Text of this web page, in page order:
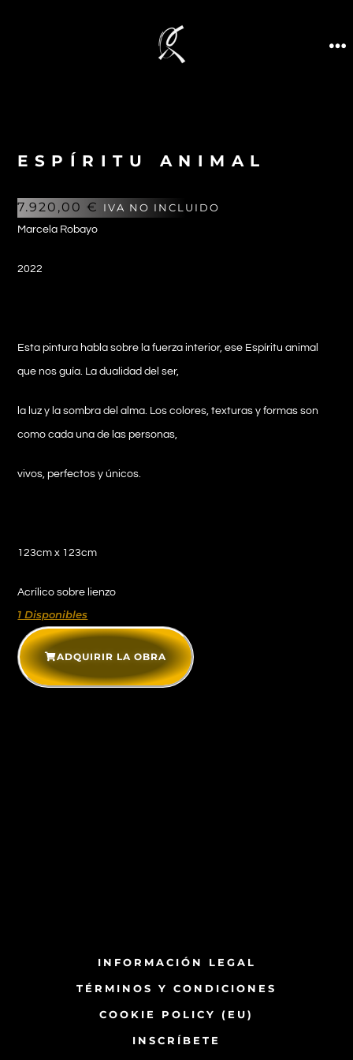
ESPÍRITU ANIMAL
7.920,00€ IVA NO INCLUIDO
Marcela Robayo
2022
Esta pintura habla sobre la fuerza interior, ese Espíritu animal
que nos guía. La dualidad del ser,
la luz y la sombra del alma. Los colores, texturas y formas son
como cada una de las personas,
vivos, perfectos y únicos.
123cm x 123cm
Acrílico sobre lienzo
1 Disponibles
ADQUIRIR LA OBRA
INFORMACIÓN LEGAL
TÉRMINOS Y CONDICIONES
COOKIE POLICY (EU)
INSCRÍBETE​